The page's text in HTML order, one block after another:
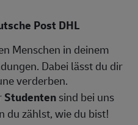
Post DHL
Menschen in deinem
Dabei lässt du dir
verderben.
Studentensind bei uns
du zählst, wie du bist!